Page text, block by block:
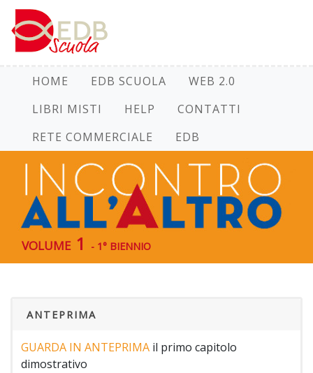
HOME EDB SCUOLA
WEB 2.0
LIBRI MISTI
HELP
CONTATTI
RETE COMMERCIALE
EDB
volume 1 - 1° BIENNIO
ANTEPRIMA
GUARDA IN ANTEPRIMA il primo capitolo
dimostrativo